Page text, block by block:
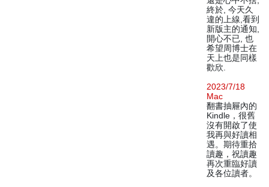
終於, 今天久
違的上線,看到
新版主的通知,
開心不已, 也
希望周博士在
天上也是同樣
歡欣.
2023/7/18
Mac
翻書抽屜內的
Kindle，很舊
沒有開啟了使
我再與好讀相
遇。期待重拾
讀趣，祝讀趣
再次重臨好讀
及各位讀者。